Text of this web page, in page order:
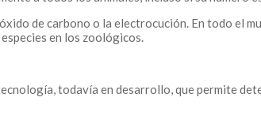
de carbono o la electrocución. En todo el
en los zoológicos.
todavía en desarrollo, que permite